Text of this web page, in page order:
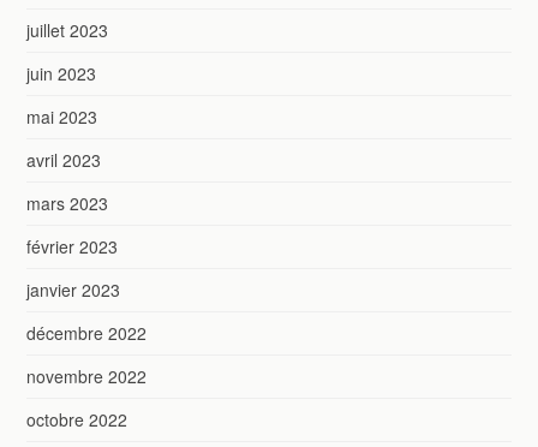
juillet 2023
juin 2023
mai 2023
avril 2023
mars 2023
février 2023
janvier 2023
décembre 2022
novembre 2022
octobre 2022